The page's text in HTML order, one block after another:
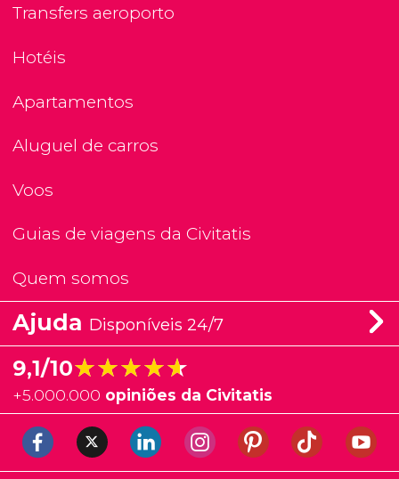
Transfers aeroporto
Hotéis
Apartamentos
Aluguel de carros
Voos
Guias de viagens da Civitatis
Quem somos
Ajuda Disponíveis 24/7
9,1/10★★★★★
★★★★★
+5.000.000 opiniões da Civitatis